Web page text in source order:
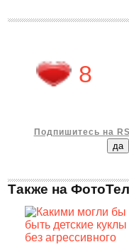
8
Подпишитесь на
Также на